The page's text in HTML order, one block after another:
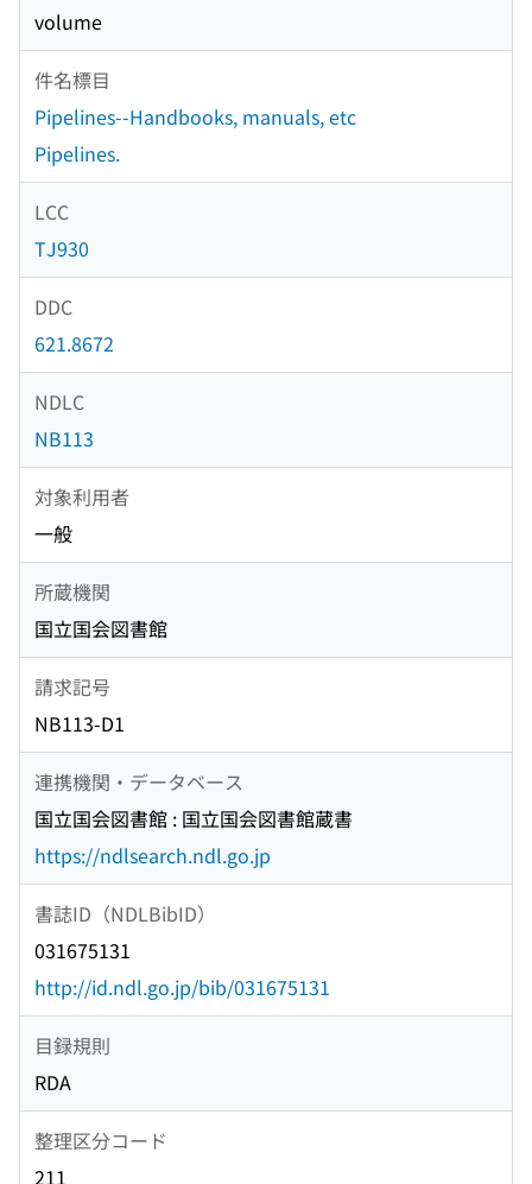
volume
件名標目
Pipelines--Handbooks, manuals, etc
Pipelines.
LCC
TJ930
DDC
621.8672
NDLC
NB113
対象利用者
一般
所蔵機関
国立国会図書館
請求記号
NB113-D1
連携機関・データベース
国立国会図書館 : 国立国会図書館蔵書
https://ndlsearch.ndl.go.jp
書誌ID（NDLBibID）
031675131
http://id.ndl.go.jp/bib/031675131
目録規則
RDA
整理区分コード
211